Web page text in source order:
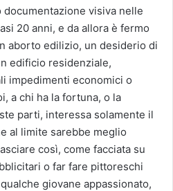
documentazione visiva nelle
20 anni, e da allora è fermo
aborto edilizio, un desiderio di
edificio residenziale,
impedimenti economici o
a chi ha la fortuna, o la
parti, interessa solamente il
al limite sarebbe meglio
così, come facciata su
o far fare pittoreschi
giovane appassionato,